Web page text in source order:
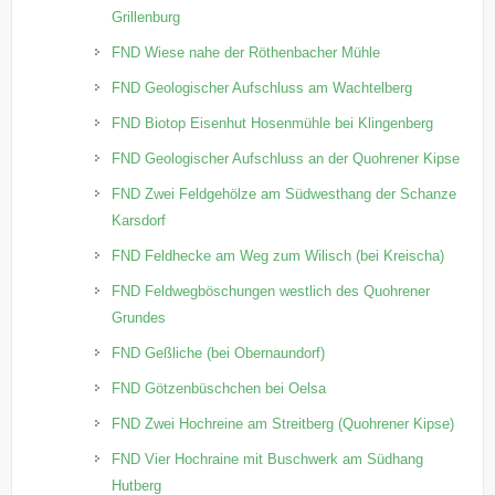
Grillenburg
FND Wiese nahe der Röthenbacher Mühle
FND Geologischer Aufschluss am Wachtelberg
FND Biotop Eisenhut Hosenmühle bei Klingenberg
FND Geologischer Aufschluss an der Quohrener Kipse
FND Zwei Feldgehölze am Südwesthang der Schanze
Karsdorf
FND Feldhecke am Weg zum Wilisch (bei Kreischa)
FND Feldwegböschungen westlich des Quohrener
Grundes
FND Geßliche (bei Obernaundorf)
FND Götzenbüschchen bei Oelsa
FND Zwei Hochreine am Streitberg (Quohrener Kipse)
FND Vier Hochraine mit Buschwerk am Südhang
Hutberg